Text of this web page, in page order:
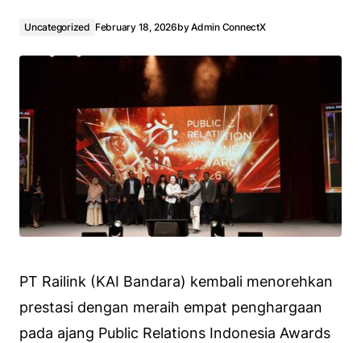
Uncategorized February 18, 2026byAdmin ConnectX
PT Railink (KAI Bandara) kembali menorehkan
prestasi dengan meraih empat penghargaan
pada ajang Public Relations Indonesia Awards